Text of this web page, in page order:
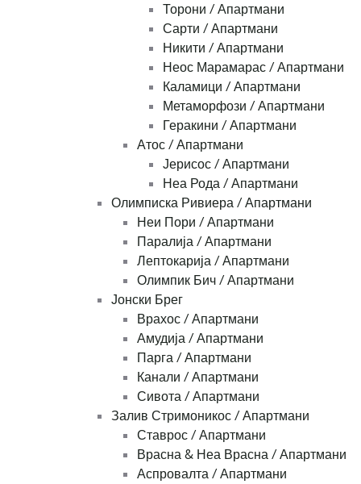
Торони / Апартмани
Сарти / Апартмани
Никити / Апартмани
Неос Марамарас / Апартмани
Каламици / Апартмани
Метаморфози / Апартмани
Геракини / Апартмани
Атос / Апартмани
Јерисос / Апартмани
Неа Рода / Апартмани
Олимписка Ривиера / Апартмани
Неи Пори / Апартмани
Паралија / Апартмани
Лептокарија / Апартмани
Олимпик Бич / Апартмани
Јонски Брег
Врахос / Апартмани
Амудија / Апартмани
Парга / Апартмани
Канали / Апартмани
Сивота / Апартмани
Залив Стримоникос / Апартмани
Ставрос / Апартмани
Врасна & Неа Врасна / Апартмани
Аспровалта / Апартмани